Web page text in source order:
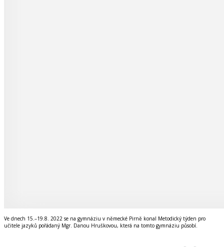
Ve dnech 15.–19.8. 2022 se na gymnáziu v německé Pirně konal Metodický týden pro
učitele jazyků pořádaný Mgr. Danou Hruškovou, která na tomto gymnáziu působí.